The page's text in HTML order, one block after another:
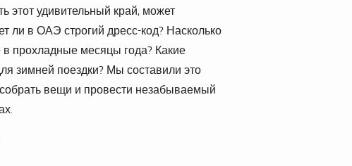
этот удивительный край, может
ли в ОАЭ строгий дресс-код? Насколько
прохладные месяцы года? Какие
зимней поездки? Мы составили это
вещи и провести незабываемый